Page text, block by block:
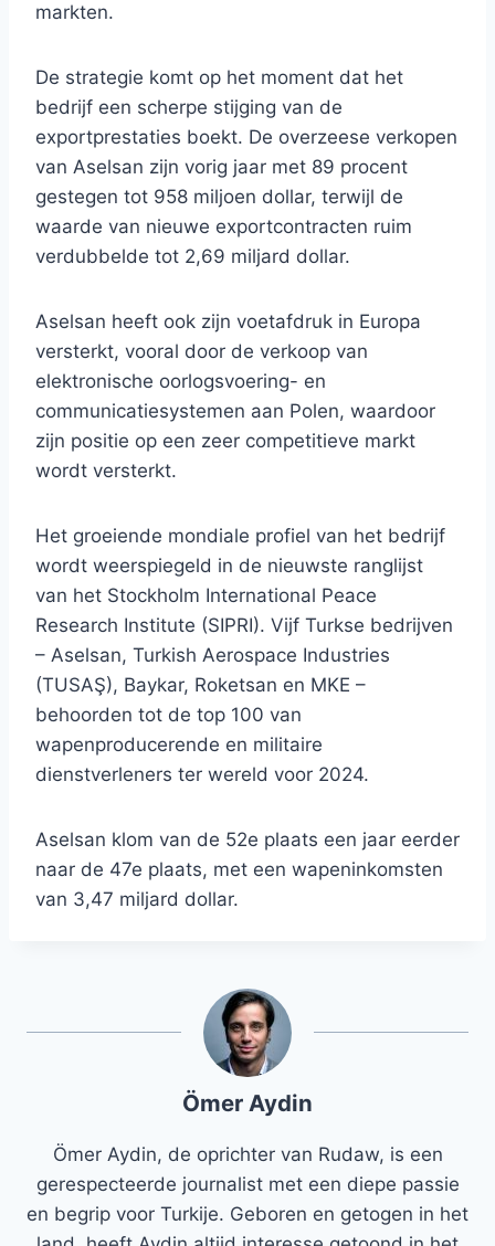
markten.
De strategie komt op het moment dat het
bedrijf een scherpe stijging van de
exportprestaties boekt. De overzeese verkopen
van Aselsan zijn vorig jaar met 89 procent
gestegen tot 958 miljoen dollar, terwijl de
waarde van nieuwe exportcontracten ruim
verdubbelde tot 2,69 miljard dollar.
Aselsan heeft ook zijn voetafdruk in Europa
versterkt, vooral door de verkoop van
elektronische oorlogsvoering- en
communicatiesystemen aan Polen, waardoor
zijn positie op een zeer competitieve markt
wordt versterkt.
Het groeiende mondiale profiel van het bedrijf
wordt weerspiegeld in de nieuwste ranglijst
van het Stockholm International Peace
Research Institute (SIPRI). Vijf Turkse bedrijven
– Aselsan, Turkish Aerospace Industries
(TUSAŞ), Baykar, Roketsan en MKE –
behoorden tot de top 100 van
wapenproducerende en militaire
dienstverleners ter wereld voor 2024.
Aselsan klom van de 52e plaats een jaar eerder
naar de 47e plaats, met een wapeninkomsten
van 3,47 miljard dollar.
Ömer Aydin
Ömer Aydin, de oprichter van Rudaw, is een
gerespecteerde journalist met een diepe passie
en begrip voor Turkije. Geboren en getogen in het